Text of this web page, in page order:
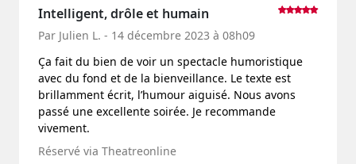
Intelligent, drôle et humain
Par Julien L. - 14 décembre 2023 à 08h09
Ça fait du bien de voir un spectacle humoristique
avec du fond et de la bienveillance. Le texte est
brillamment écrit, l’humour aiguisé. Nous avons
passé une excellente soirée. Je recommande
vivement.
Réservé via Theatreonline